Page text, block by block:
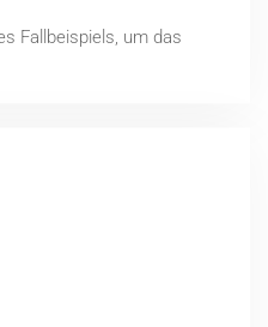
Fallbeispiels, um das